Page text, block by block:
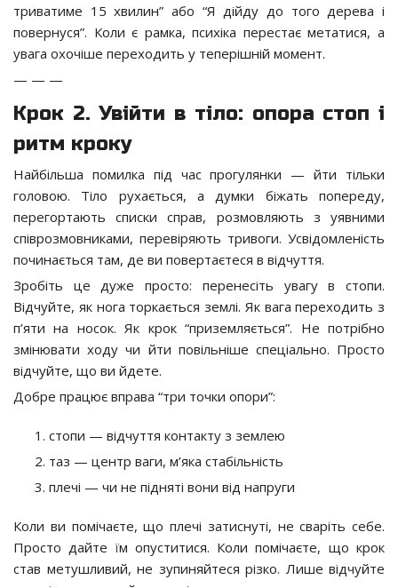
триватиме 15 хвилин” або “Я дійду до того дерева і
повернуся”. Коли є рамка, психіка перестає метатися, а
увага охочіше переходить у теперішній момент.
— — —
Крок 2. Увійти в тіло: опора стоп і
ритм кроку
Найбільша помилка під час прогулянки — йти тільки
головою. Тіло рухається, а думки біжать попереду,
перегортають списки справ, розмовляють з уявними
співрозмовниками, перевіряють тривоги. Усвідомленість
починається там, де ви повертаєтеся в відчуття.
Зробіть це дуже просто: перенесіть увагу в стопи.
Відчуйте, як нога торкається землі. Як вага переходить з
п’яти на носок. Як крок “приземляється”. Не потрібно
змінювати ходу чи йти повільніше спеціально. Просто
відчуйте, що ви йдете.
Добре працює вправа “три точки опори”:
стопи — відчуття контакту з землею
таз — центр ваги, м’яка стабільність
плечі — чи не підняті вони від напруги
Коли ви помічаєте, що плечі затиснуті, не сваріть себе.
Просто дайте їм опуститися. Коли помічаєте, що крок
став метушливий, не зупиняйтеся різко. Лише відчуйте